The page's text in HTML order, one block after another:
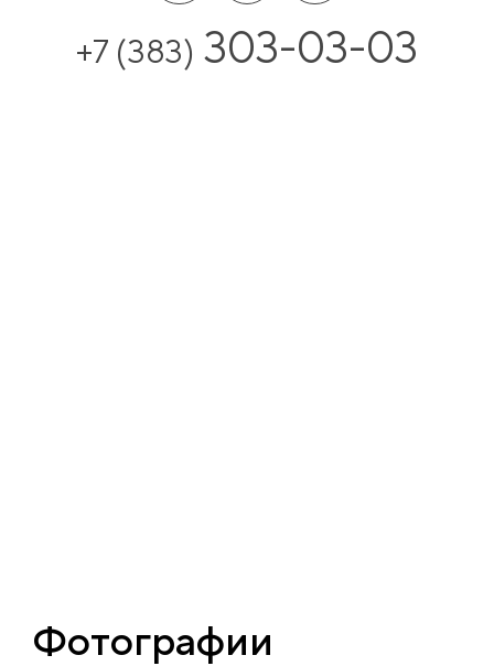
+7 (383) 303-03-03
Фотографии